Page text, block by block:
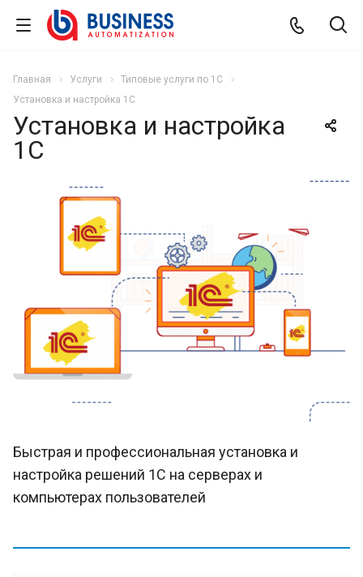
Главная Услуги
Типовые услуги по 1С
Установка и настройка 1С
Установка и настройка
1С
Быстрая и профессиональная установка и
настройка решений 1С на серверах и
компьютерах пользователей